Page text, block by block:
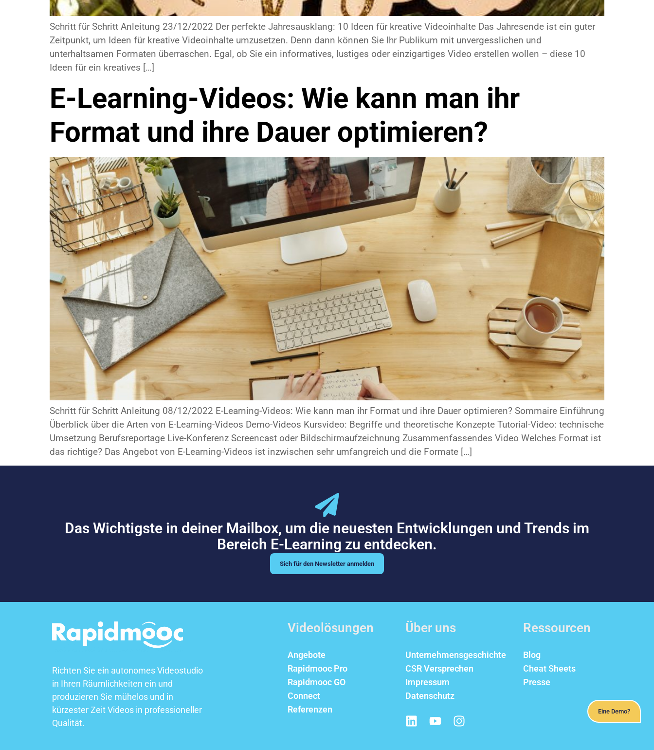
Schritt für Schritt Anleitung 23/12/2022 Der perfekte Jahresausklang: 10 Ideen für kreative Videoinhalte Das Jahresende ist ein guter
Zeitpunkt, um Ideen für kreative Videoinhalte umzusetzen. Denn dann können Sie Ihr Publikum mit unvergesslichen und
unterhaltsamen Formaten überraschen. Egal, ob Sie ein informatives, lustiges oder einzigartiges Video erstellen wollen ­– diese 10
Ideen für ein kreatives […]
E-Learning-Videos: Wie kann man ihr
Format und ihre Dauer optimieren?
Schritt für Schritt Anleitung 08/12/2022 E-Learning-Videos: Wie kann man ihr Format und ihre Dauer optimieren? Sommaire Einführung
Überblick über die Arten von E-Learning-Videos Demo-Videos Kursvideo: Begriffe und theoretische Konzepte Tutorial-Video: technische
Umsetzung Berufsreportage Live-Konferenz Screencast oder Bildschirmaufzeichnung Zusammenfassendes Video Welches Format ist
das richtige? Das Angebot von E-Learning-Videos ist inzwischen sehr umfangreich und die Formate […]
Eine Demo?
Das Wichtigste in deiner Mailbox, um die neuesten Entwicklungen und Trends im
Bereich E-Learning zu entdecken.
Sich für den Newsletter anmelden
Richten Sie ein autonomes Videostudio
in Ihren Räumlichkeiten ein und
produzieren Sie mühelos und in
kürzester Zeit Videos in professioneller
Qualität.
Videolösungen
Angebote
Rapidmooc Pro
Rapidmooc GO
Connect
Referenzen
Über uns
Unternehmensgeschichte
CSR Versprechen
Impressum
Datenschutz
Ressourcen
Blog
Cheat Sheets
Presse